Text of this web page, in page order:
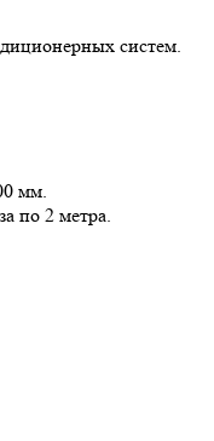
систем.
мм.
по 2 метра.